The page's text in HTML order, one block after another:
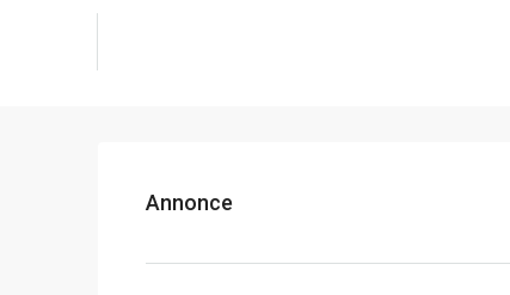
Annonce